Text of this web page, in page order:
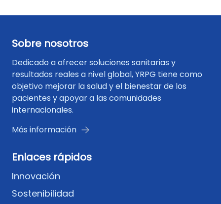
Sobre nosotros
Dedicado a ofrecer soluciones sanitarias y
resultados reales a nivel global, YRPG tiene como
objetivo mejorar la salud y el bienestar de los
pacientes y apoyar a las comunidades
internacionales.
Más información
Enlaces rápidos
Innovación
Sostenibilidad